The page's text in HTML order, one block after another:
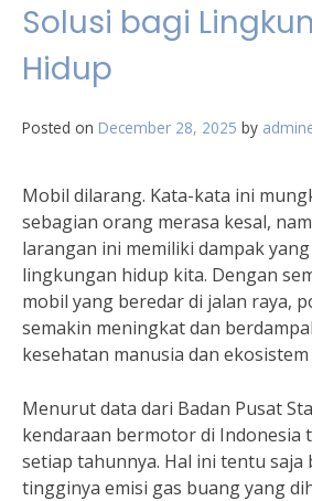
Solusi bagi
Hidup
Posted on December 28, 2025 by
Mobil dilarang. Kata-kata ini
sebagian orang merasa kesal,
larangan ini memiliki dampak
lingkungan hidup kita. Dengan
mobil yang beredar di jalan raya,
semakin meningkat dan
kesehatan manusia dan
Menurut data dari Badan Pusat
kendaraan bermotor di Indonesia
setiap tahunnya. Hal ini tentu saja
tingginya emisi gas buang yang